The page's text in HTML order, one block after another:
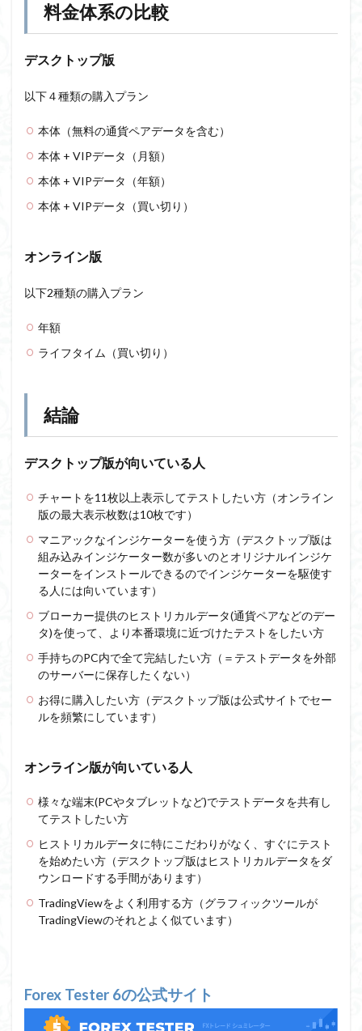
料金体系の比較
デスクトップ版
以下４種類の購入プラン
本体（無料の通貨ペアデータを含む）
本体 + VIPデータ（月額）
本体 + VIPデータ（年額）
本体 + VIPデータ（買い切り）
オンライン版
以下2種類の購入プラン
年額
ライフタイム（買い切り）
結論
デスクトップ版が向いている人
チャートを11枚以上表示してテストしたい方（オンライン
版の最大表示枚数は10枚です）
マニアックなインジケーターを使う方（デスクトップ版は
組み込みインジケーター数が多いのとオリジナルインジケ
ーターをインストールできるのでインジケーターを駆使す
る人には向いています）
ブローカー提供のヒストリカルデータ(通貨ペアなどのデー
タ)を使って、より本番環境に近づけたテストをしたい方
手持ちのPC内で全て完結したい方（＝テストデータを外部
のサーバーに保存したくない）
お得に購入したい方（デスクトップ版は公式サイトでセー
ルを頻繁にしています）
オンライン版が向いている人
様々な端末(PCやタブレットなど)でテストデータを共有し
てテストしたい方
ヒストリカルデータに特にこだわりがなく、すぐにテスト
を始めたい方（デスクトップ版はヒストリカルデータをダ
ウンロードする手間があります）
TradingViewをよく利用する方（グラフィックツールが
TradingViewのそれとよく似ています）
Forex Tester 6の公式サイト